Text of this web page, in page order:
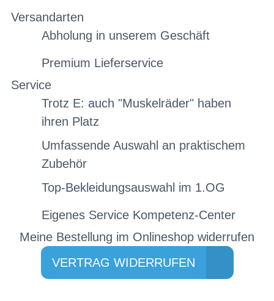
Versandarten
Abholung in unserem Geschäft
Premium Lieferservice
Service
Trotz E: auch "Muskelräder" haben
ihren Platz
Umfassende Auswahl an praktischem
Zubehör
Top-Bekleidungsauswahl im 1.OG
Eigenes Service Kompetenz-Center
Meine Bestellung im Onlineshop widerrufen
VERTRAG WIDERRUFEN